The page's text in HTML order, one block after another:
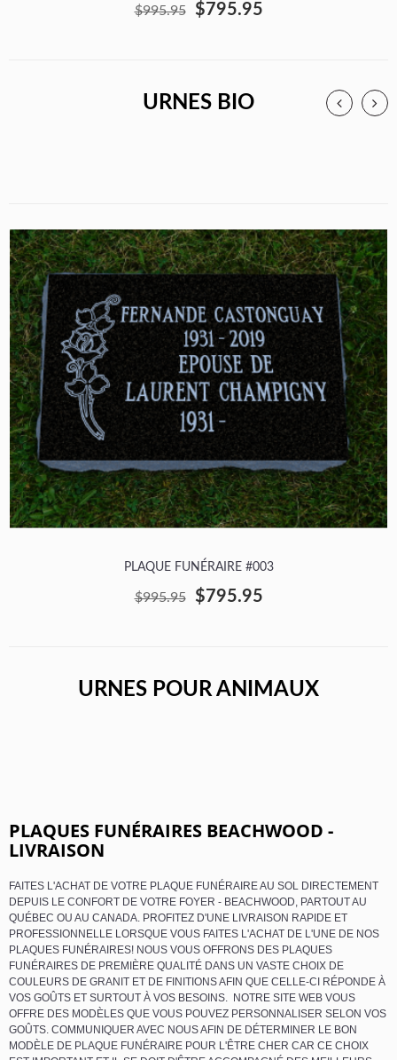
$995.95 $795.95
URNES BIO
PLAQUE FUNÉRAIRE #003
$995.95 $795.95
URNES POUR ANIMAUX
PLAQUES FUNÉRAIRES BEACHWOOD -
LIVRAISON
FAITES L'ACHAT DE VOTRE PLAQUE FUNÉRAIRE AU SOL DIRECTEMENT
DEPUIS LE CONFORT DE VOTRE FOYER - BEACHWOOD, PARTOUT AU
QUÉBEC OU AU CANADA. PROFITEZ D'UNE LIVRAISON RAPIDE ET
PROFESSIONNELLE LORSQUE VOUS FAITES L'ACHAT DE L'UNE DE NOS
PLAQUES FUNÉRAIRES! NOUS VOUS OFFRONS DES PLAQUES
FUNÉRAIRES DE PREMIÈRE QUALITÉ DANS UN VASTE CHOIX DE
COULEURS DE GRANIT ET DE FINITIONS AFIN QUE CELLE-CI RÉPONDE À
VOS GOÛTS ET SURTOUT À VOS BESOINS. NOTRE SITE WEB VOUS
OFFRE DES MODÈLES QUE VOUS POUVEZ PERSONNALISER SELON VOS
GOÛTS. COMMUNIQUER AVEC NOUS AFIN DE DÉTERMINER LE BON
MODÈLE DE PLAQUE FUNÉRAIRE POUR L'ÊTRE CHER CAR CE CHOIX